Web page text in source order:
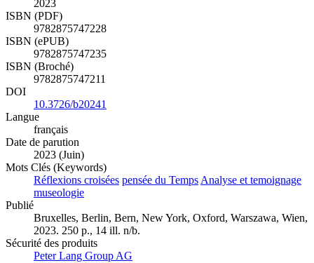
2023
ISBN (PDF)
9782875747228
ISBN (ePUB)
9782875747235
ISBN (Broché)
9782875747211
DOI
10.3726/b20241
Langue
français
Date de parution
2023 (Juin)
Mots Clés (Keywords)
Réflexions croisées pensée du Temps Analyse et temoignage
museologie
Publié
Bruxelles, Berlin, Bern, New York, Oxford, Warszawa, Wien,
2023. 250 p., 14 ill. n/b.
Sécurité des produits
Peter Lang Group AG